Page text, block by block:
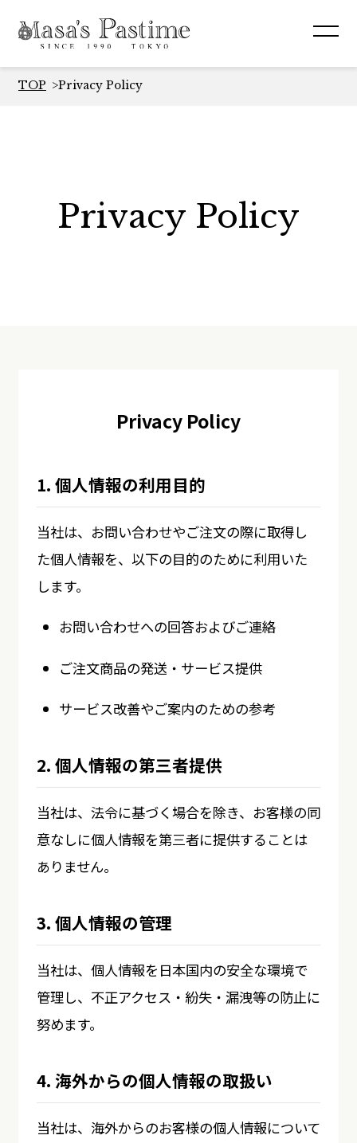
TOP Privacy Policy
Privacy Policy
Privacy Policy
1. 個人情報の利用目的
当社は、お問い合わせやご注文の際に取得し
た個人情報を、以下の目的のために利用いた
します。
お問い合わせへの回答およびご連絡
ご注文商品の発送・サービス提供
サービス改善やご案内のための参考
2. 個人情報の第三者提供
当社は、法令に基づく場合を除き、お客様の同
意なしに個人情報を第三者に提供することは
ありません。
3. 個人情報の管理
当社は、個人情報を日本国内の安全な環境で
管理し、不正アクセス・紛失・漏洩等の防止に
努めます。
4. 海外からの個人情報の取扱い
当社は、海外からのお客様の個人情報について